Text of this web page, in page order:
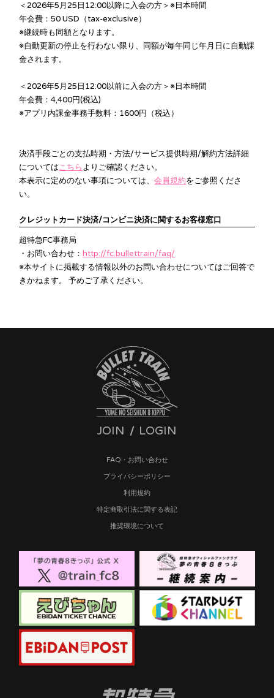
＜2026年5月25日12:00以降に入会の方＞※日本時間
年会費：50 USD（tax-exclusive）
※継続時も同額となります。
※自動更新の停止を行わない限り、同額が毎年同じ年月日に自動課
金されます。
＜2026年5月25日12:00以前に入会の方＞※日本時間
年会費：4,400円(税込)
※アプリ内課金事務手数料：1600円（税込）
決済手段ごとの支払時期・方法/サービス提供時期/解約方法詳細
についてはこちらよりご確認ください。
本表示に定めのない事項については、会員規約をご参照くださ
い。
クレジットカード決済/コンビニ決済に関するお客様窓口
超特急FC事務局
・お問い合わせ： http://fc.bullettrain/faq/
※本サイトに掲載する情報以外のお問い合わせについてはご回答で
きかねます。 予めご了承ください。
JOIN LOGIN
FAQ・お問い合わせ
プライバシーポリシー
利用規約
特定商取引法に関する表記
推奨環境について